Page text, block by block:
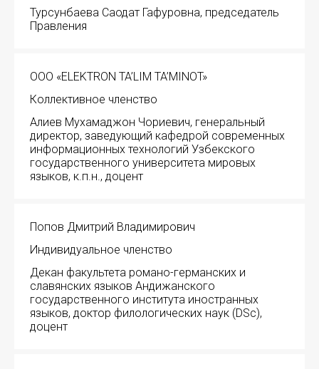
XIII КОНГРЕСС МАПРЯЛ
XV КОНГРЕСС МАПРЯЛ
РУССКИЙ ЯЗЫК В МИРЕ
ПРОЕКТЫ
Международная конференция по РКИ в
Международный форум TERRA RUSISTICA
Семинар в Абу-Даби: Русский язык и
Турсунбаева Саодат Гафуровна, председатель
Правления
ООО «ELEKTRON TA’LIM TA’MINOT»
Коллективное членство
Алиев Мухамаджон Чориевич, генеральный
директор, заведующий кафедрой современных
информационных технологий Узбекского
государственного университета мировых
языков, к.п.н., доцент
Попов Дмитрий Владимирович
Индивидуальное членство
Декан факультета романо-германских и
славянских языков Андижанского
государственного института иностранных
языков, доктор филологических наук (DSc),
доцент
E-MAIL
СООБЩЕНИЕ
Подписаться